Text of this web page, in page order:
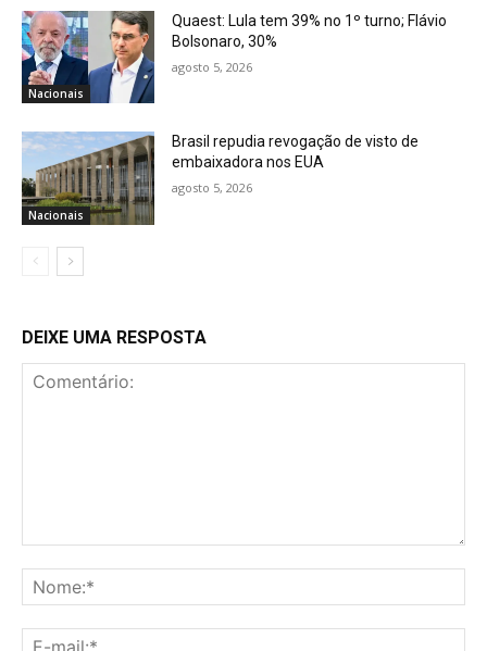
Nacionais
Quaest: Lula tem 39% no 1º turno; Flávio
Bolsonaro, 30%
agosto 5, 2026
Nacionais
Brasil repudia revogação de visto de
embaixadora nos EUA
agosto 5, 2026
DEIXE UMA RESPOSTA